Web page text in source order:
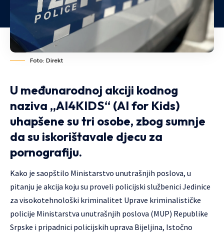
Foto: Direkt
U međunarodnoj akciji kodnog
naziva „AI4KIDS“ (AI for Kids)
uhapšene su tri osobe, zbog sumnje
da su iskorištavale djecu za
pornografiju.
Kako je saopštilo Ministarstvo unutrašnjih poslova, u
pitanju je akcija koju su proveli policijski službenici Jedinice
za visokotehnološki kriminalitet Uprave kriminalističke
policije Ministarstva unutrašnjih poslova (MUP) Republike
Srpske i pripadnici policijskih uprava Bijeljina, Istočno